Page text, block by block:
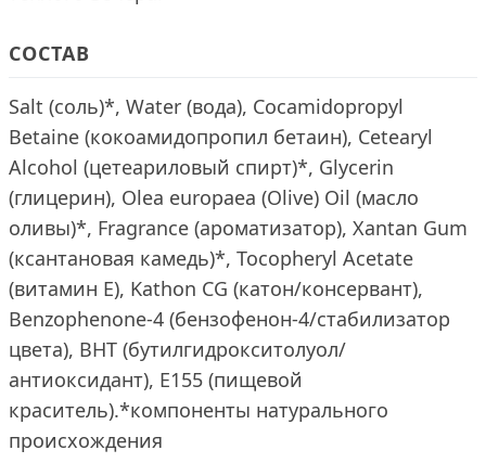
СОСТАВ
Salt (соль)*, Water (вода), Cocamidopropyl
Betaine (кокоамидопропил бетаин), Cetearyl
Alcohol (цетеариловый спирт)*, Glycerin
(глицерин), Olea europaea (Olive) Oil (масло
оливы)*, Fragrance (ароматизатор), Xantan Gum
(ксантановая камедь)*, Tocopheryl Acetate
(витамин Е), Kathon CG (катон/консервант),
Benzophenone-4 (бензофенон-4/стабилизатор
цвета), BHT (бутилгидрокситолуол/
антиоксидант), Е155 (пищевой
краситель).*компоненты натурального
происхождения